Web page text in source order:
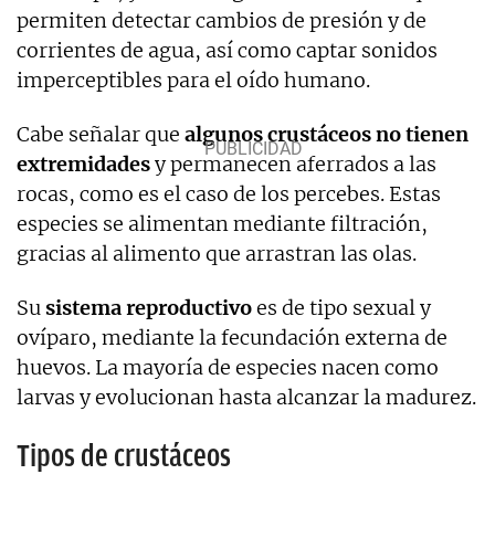
permiten detectar cambios de presión y de
corrientes de agua, así como captar sonidos
imperceptibles para el oído humano.
Cabe señalar que algunos crustáceos no tienen
extremidadesy permanecen aferrados a las
rocas, como es el caso de los percebes. Estas
especies se alimentan mediante filtración,
gracias al alimento que arrastran las olas.
Susistema reproductivoes de tipo sexual y
ovíparo, mediante la fecundación externa de
huevos. La mayoría de especies nacen como
larvas y evolucionan hasta alcanzar la madurez.
Tipos de crustáceos